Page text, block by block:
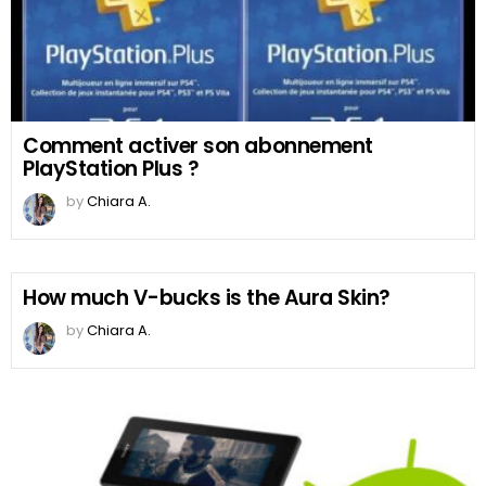
Comment activer son abonnement
PlayStation Plus ?
byChiara A.
How much V-bucks is the Aura Skin?
byChiara A.